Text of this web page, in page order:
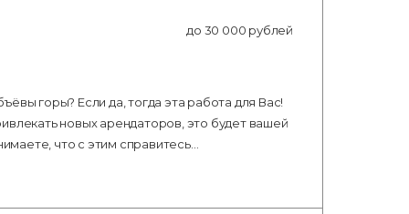
до 30 000 рублей
горы? Если да, тогда эта работа для Вас!
новых арендаторов, это будет вашей
что с этим справитесь…